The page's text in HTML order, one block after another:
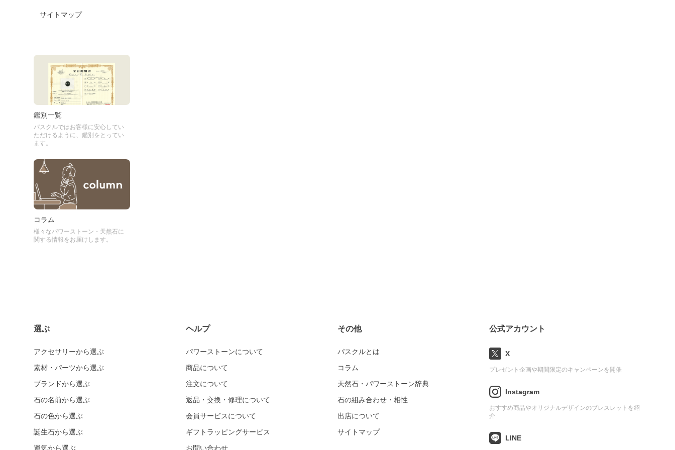
サイトマップ
鑑別一覧
パスクルではお客様に安心してい
ただけるように、鑑別をとってい
ます。
コラム
様々なパワーストーン・天然石に
関する情報をお届けします。
選ぶ
アクセサリーから選ぶ
素材・パーツから選ぶ
ブランドから選ぶ
石の名前から選ぶ
石の色から選ぶ
誕生石から選ぶ
運気から選ぶ
ヘルプ
パワーストーンについて
商品について
注文について
返品・交換・修理について
会員サービスについて
ギフトラッピングサービス
お問い合わせ
その他
パスクルとは
コラム
天然石・パワーストーン辞典
石の組み合わせ・相性
出店について
サイトマップ
公式アカウント
X
プレゼント企画や期間限定のキャンペーンを開催
Instagram
おすすめ商品やオリジナルデザインのブレスレットを紹
介
LINE